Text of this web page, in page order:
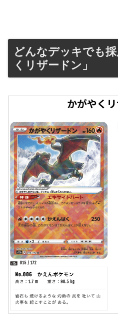
どんなデッキでも
くリザードン」